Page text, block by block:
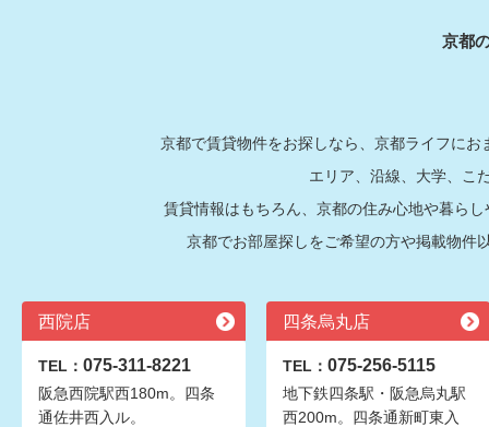
京都
京都で賃貸物件をお探しなら、京都ライフに
エリア、沿線、大学、こ
賃貸情報はもちろん、京都の住み心地や暮ら
京都でお部屋探しをご希望の方や掲載物件
西院店
TEL： 075-311-8221
阪急西院駅西180m。四条
通佐井西入ル。
四条烏丸店
TEL： 075-256-5115
地下鉄四条駅・阪急烏丸駅
西200m。四条通新町東入